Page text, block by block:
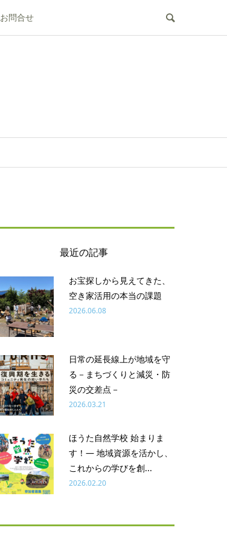
お問合せ
最近の記事
お宝探しから見えてきた、
空き家活用の本当の課題
2026.06.08
日常の延長線上が地域を守
る－まちづくりと減災・防
災の交差点－
2026.03.21
ほうた自然学校 始まりま
す！― 地域資源を活かし、
これからの学びを創...
2026.02.20